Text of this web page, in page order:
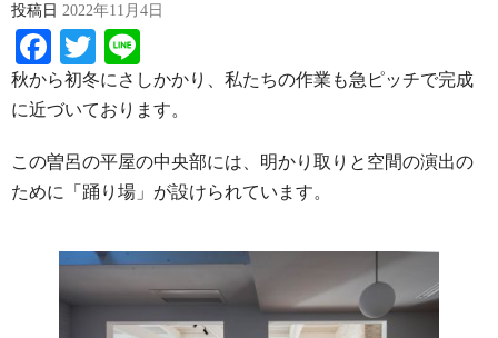
投稿日 2022年11月4日
Facebook
Twitter
秋から初冬にさしかかり、私たちの作業も急ピッチで完成
に近づいております。
この曽呂の平屋の中央部には、明かり取りと空間の演出の
ために「踊り場」が設けられています。